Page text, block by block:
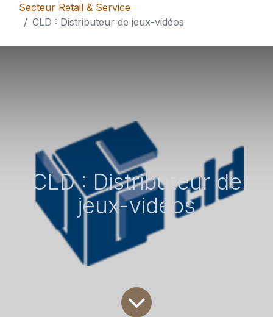
Secteur Retail & Service
CLD : Distributeur de jeux-vidéos
CLD : Distributeur de
jeux-vidéos